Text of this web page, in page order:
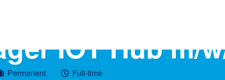
IOT Hub m/
Permanent Full-time